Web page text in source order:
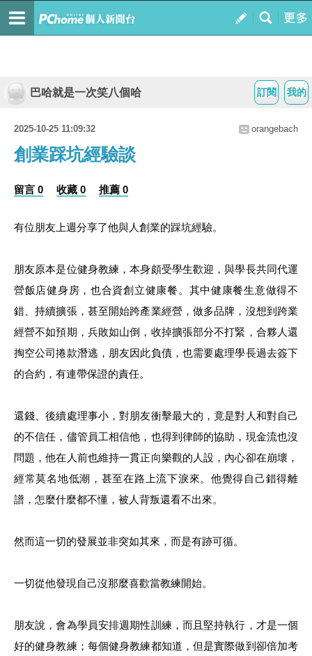
我的
訂閱
巴哈就是一次笑八個哈
2025-10-25 11:09:32 orangebach
創業踩坑經驗談
留言 0 收藏 0 推薦 0
有位朋友上週分享了他與人創業的踩坑經驗。
朋友原本是位健身教練，本身頗受學生歡迎，與學長共同代運
營飯店健身房，也合資創立健康餐。其中健康餐生意做得不
錯、持續擴張，甚至開始跨產業經營，做多品牌，沒想到跨業
經營不如預期，兵敗如山倒，收掉擴張部分不打緊，合夥人還
掏空公司捲款潛逃，朋友因此負債，也需要處理學長過去簽下
的合約，有連帶保證的責任。
還錢、後續處理事小，對朋友衝擊最大的，竟是對人和對自己
的不信任，儘管員工相信他，也得到律師的協助，現金流也沒
問題，他在人前也維持一貫正向樂觀的人設，內心卻在崩壞，
經常莫名地低潮，甚至在路上流下淚來。他覺得自己錯得離
譜，怎麼什麼都不懂，被人背叛還看不出來。
然而這一切的發展並非突如其來，而是有跡可循。
一切從他發現自己沒那麼喜歡當教練開始。
朋友說，會為學員安排週期性訓練，而且堅持執行，才是一個
好的健身教練；每個健身教練都知道，但是實際做到卻倍加考